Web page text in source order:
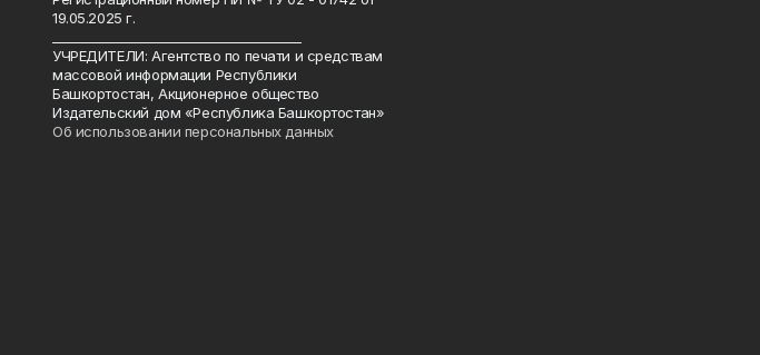
19.05.2025 г.
УЧРЕДИТЕЛИ: Агентство по печати и средствам
массовой информации Республики
Башкортостан, Акционерное общество
Издательский дом «Республика Башкортостан»
Об использовании персональных данных